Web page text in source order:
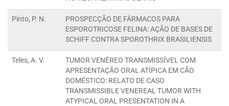
Pinto, P. N.
PROSPECÇÃO DE FÁRMACOS PARA
ESPOROTRICOSE FELINA: AÇÃO DE BASES DE
SCHIFF CONTRA SPOROTHRIX BRASILIENSIS
Teles, A. V.
TUMOR VENÉREO TRANSMISSÍVEL COM
APRESENTAÇÃO ORAL ATÍPICA EM CÃO
DOMÉSTICO: RELATO DE CASO
TRANSMISSIBLE VENEREAL TUMOR WITH
ATYPICAL ORAL PRESENTATION IN A